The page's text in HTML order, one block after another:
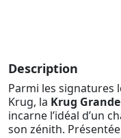
Description
Parmi les signatures
Krug, la Krug
incarne l’idéal d’un
son zénith.